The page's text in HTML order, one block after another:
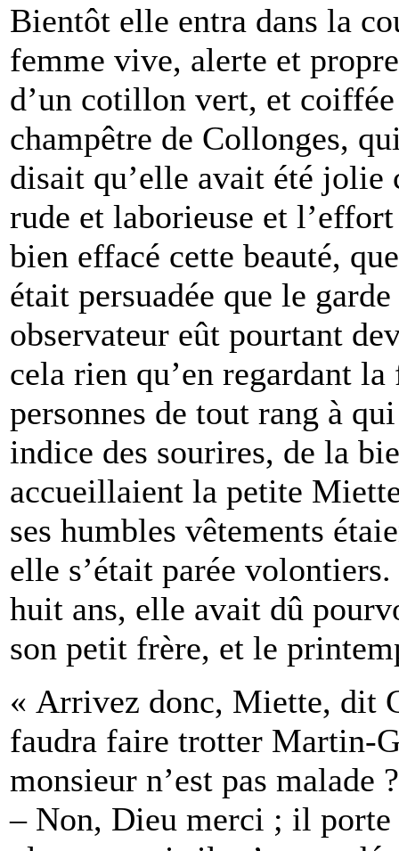
Bientôt elle entra dans la
femme vive, alerte et
d’un cotillon vert, et
champêtre de Collonges,
disait qu’elle avait été
rude et laborieuse et
bien effacé cette beauté,
était persuadée que le
observateur eût pourtant
cela rien qu’en regardant
personnes de tout rang à
indice des sourires, de la
accueillaient la petite
ses humbles vêtements
elle s’était parée
huit ans, elle avait dû
son petit frère, et le
« Arrivez donc, Miette, dit
faudra faire trotter Martin-
monsieur n’est pas malade ?
– Non, Dieu merci ; il porte